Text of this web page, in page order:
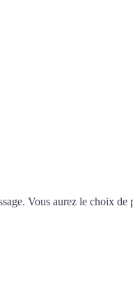
Vous aurez le choix